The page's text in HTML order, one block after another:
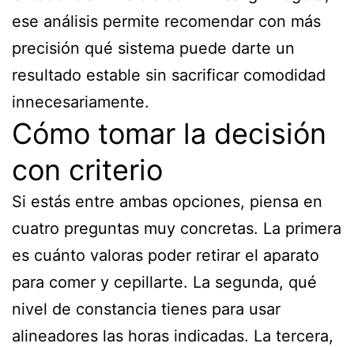
ese análisis permite recomendar con más
precisión qué sistema puede darte un
resultado estable sin sacrificar comodidad
innecesariamente.
Cómo tomar la decisión
con criterio
Si estás entre ambas opciones, piensa en
cuatro preguntas muy concretas. La primera
es cuánto valoras poder retirar el aparato
para comer y cepillarte. La segunda, qué
nivel de constancia tienes para usar
alineadores las horas indicadas. La tercera,